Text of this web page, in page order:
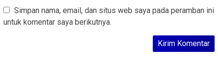
Simpan nama, email, dan situs web saya pada peramban ini
untuk komentar saya berikutnya.